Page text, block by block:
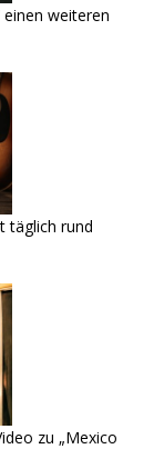
einen weiteren
täglich rund
zu „Mexico